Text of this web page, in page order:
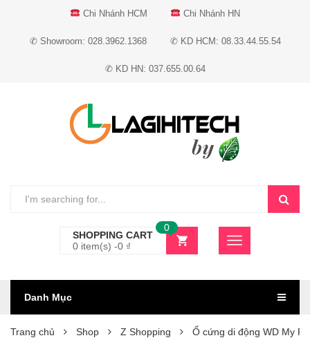
Chi Nhánh HCM Chi Nhánh HN
✆ Showroom: 028.3962.1368 ✆ KD HCM: 08.33.44.55.54
✆ KD HN: 037.655.00.64
SHOPPING CART
0 item(s) -0 ₫
0
Danh Mục
Trang chủ Shop Z Shopping Ổ cứng di động WD My